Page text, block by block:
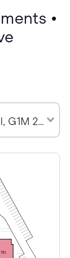
•
779 Boulevard Wilfrid-Hamel, G1M 2R1